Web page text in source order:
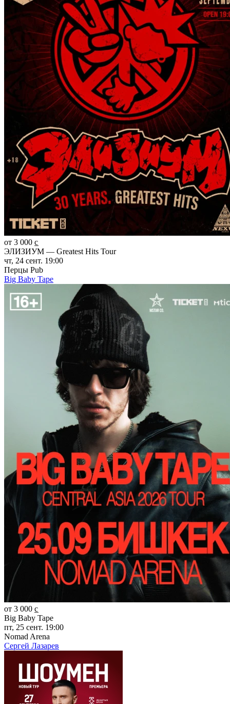
от 3 000 c̲
ЭЛИЗИУМ — Greatest Hits Tour
чт, 24 сент. 19:00
Перцы Pub
Big Baby Tape
от 3 000 c̲
Big Baby Tape
пт, 25 сент. 19:00
Nomad Arena
Сергей Лазарев